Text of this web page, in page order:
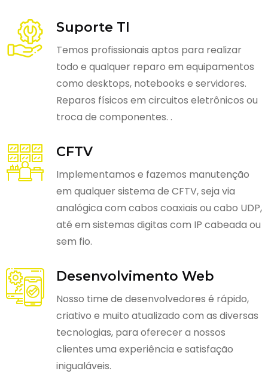
Suporte TI
Temos profissionais aptos para realizar
todo e qualquer reparo em equipamentos
como desktops, notebooks e servidores.
Reparos físicos em circuitos eletrônicos ou
troca de componentes. .
CFTV
Implementamos e fazemos manutenção
em qualquer sistema de CFTV, seja via
analógica com cabos coaxiais ou cabo UDP,
até em sistemas digitas com IP cabeada ou
sem fio.
Desenvolvimento Web
Nosso time de desenvolvedores é rápido,
criativo e muito atualizado com as diversas
tecnologias, para oferecer a nossos
clientes uma experiência e satisfação
inigualáveis.